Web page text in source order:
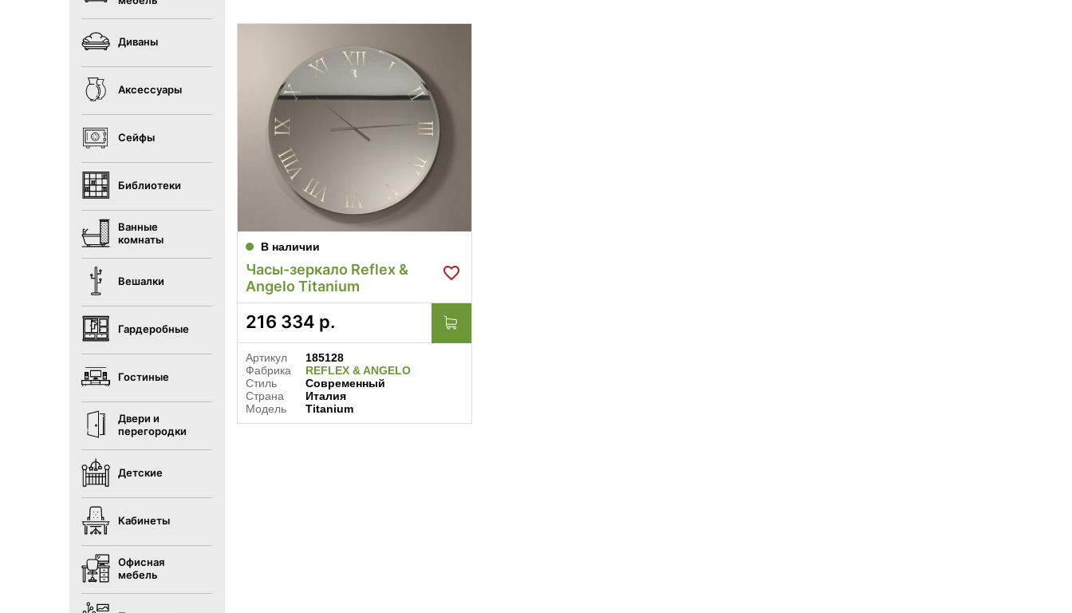
Диваны
Аксессуары
Сейфы
Библиотеки
Ванные
комнаты
Вешалки
Гардеробные
Гостиные
Двери и
перегородки
Детские
Кабинеты
Офисная
мебель
В наличии
Часы-зеркало Reflex &
Angelo Titanium
216 334 р.
Артикул
185128
Фабрика
REFLEX & ANGELO
Стиль
Современный
Страна
Италия
Модель
Titanium